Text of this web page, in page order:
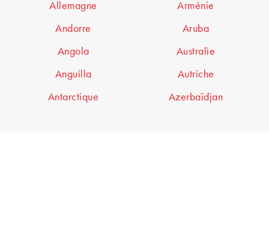
Allemagne
Andorre
Angola
Anguilla
Antarctique
Arménie
Aruba
Australie
Autriche
Azerbaïdjan